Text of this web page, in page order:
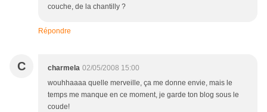
couche, de la chantilly ?
Répondre
C charmela 02/05/2008 15:00
wouhhaaaa quelle merveille, ça me donne envie, mais le
temps me manque en ce moment, je garde ton blog sous le
coude!